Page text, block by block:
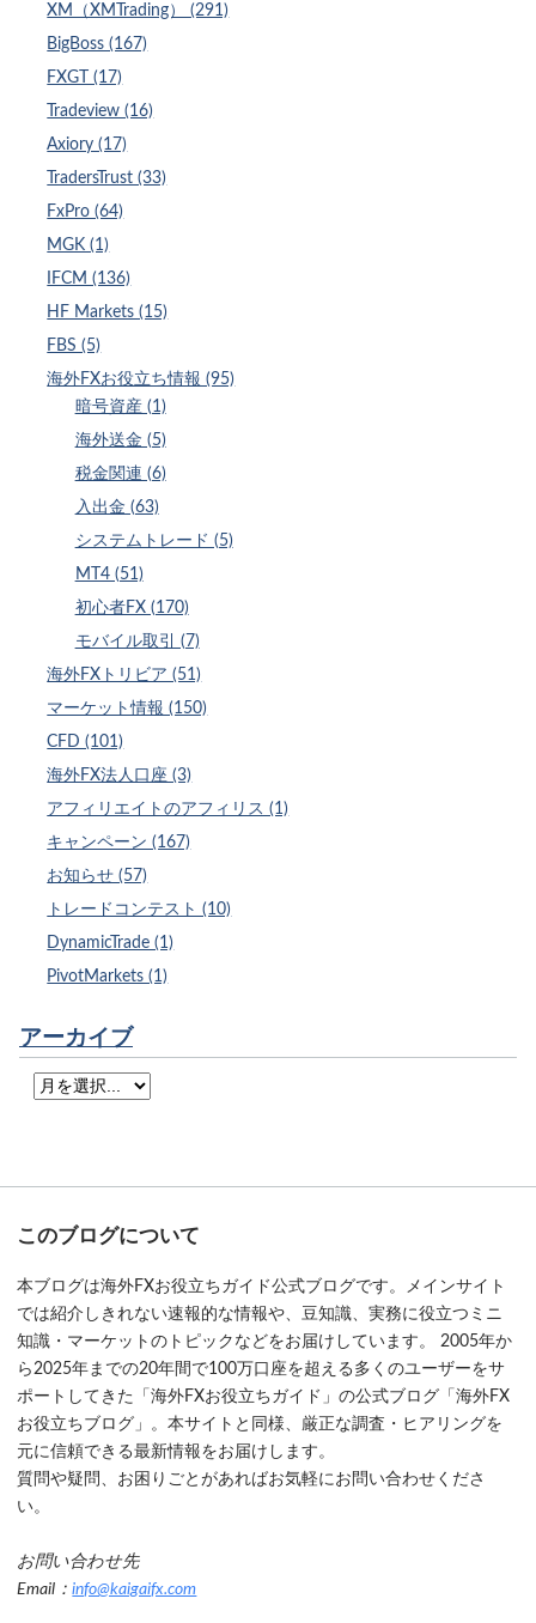
XM（XMTrading） (291)
BigBoss (167)
FXGT (17)
Tradeview (16)
Axiory (17)
TradersTrust (33)
FxPro (64)
MGK (1)
IFCM (136)
HF Markets (15)
FBS (5)
海外FXお役立ち情報 (95)
暗号資産 (1)
海外送金 (5)
税金関連 (6)
入出金 (63)
システムトレード (5)
MT4 (51)
初心者FX (170)
モバイル取引 (7)
海外FXトリビア (51)
マーケット情報 (150)
CFD (101)
海外FX法人口座 (3)
アフィリエイトのアフィリス (1)
キャンペーン (167)
お知らせ (57)
トレードコンテスト (10)
DynamicTrade (1)
PivotMarkets (1)
アーカイブ
このブログについて
本ブログは海外FXお役立ちガイド公式ブログです。メインサイト
では紹介しきれない速報的な情報や、豆知識、実務に役立つミニ
知識・マーケットのトピックなどをお届けしています。 2005年か
ら2025年までの20年間で100万口座を超える多くのユーザーをサ
ポートしてきた「海外FXお役立ちガイド」の公式ブログ「海外FX
お役立ちブログ」。本サイトと同様、厳正な調査・ヒアリングを
元に信頼できる最新情報をお届けします。
質問や疑問、お困りごとがあればお気軽にお問い合わせくださ
い。
お問い合わせ先
Email：info@kaigaifx.com